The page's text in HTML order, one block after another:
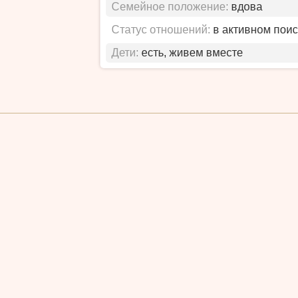
Семейное положение: вдова
Статус отношений: в активном
Дети: есть, живем вместе